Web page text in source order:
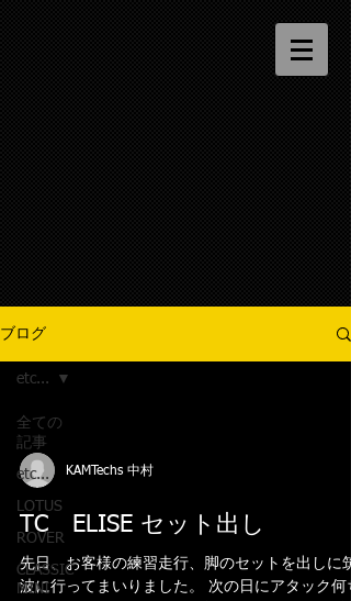
ブログ
全ての
記事
etc...
LOTUS
ROVER
CLASSIC
MINI
etc...
KAMTechs 中村
TC ELISE セット出し
先日、お客様の練習走行、脚のセットを出しに筑
波に行ってまいりました。 次の日にアタック何